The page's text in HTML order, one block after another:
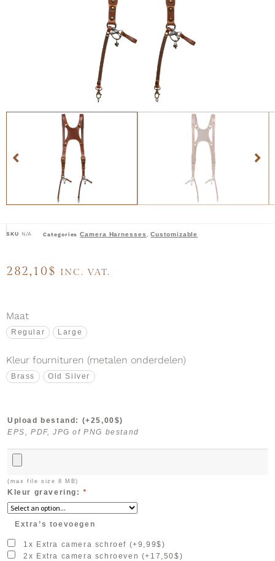
SKU N/A Categories Camera Harnesses ,Customizable
282,10$ INC. VAT.
Maat
Regular Large
Kleur fournituren (metalen onderdelen)
Brass Old Silver
Upload bestand: (+25,00$)
EPS, PDF, JPG of PNG bestand
(max file size 8 MB)
Kleur gravering:*
Extra’s toevoegen
1x Extra camera schroef (+9,99$)
2x Extra camera schroeven (+ 17,50$)